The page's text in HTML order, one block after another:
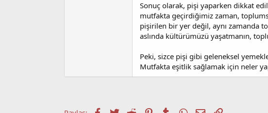
Sonuç olarak, pişi yaparken dikkat
mutfakta geçirdiğimiz zaman,
pişirilen bir yer değil, aynı zamanda
aslında kültürümüzü yaşatmanın,
Peki, sizce pişi gibi geleneksel
Mutfakta eşitlik sağlamak için neler